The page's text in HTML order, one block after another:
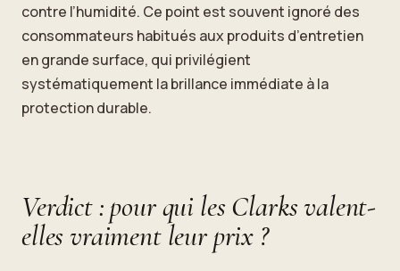
contre l’humidité. Ce point est souvent ignoré des
consommateurs habitués aux produits d’entretien
en grande surface, qui privilégient
systématiquement la brillance immédiate à la
protection durable.
Verdict : pour qui les Clarks valent-
elles vraiment leur prix ?